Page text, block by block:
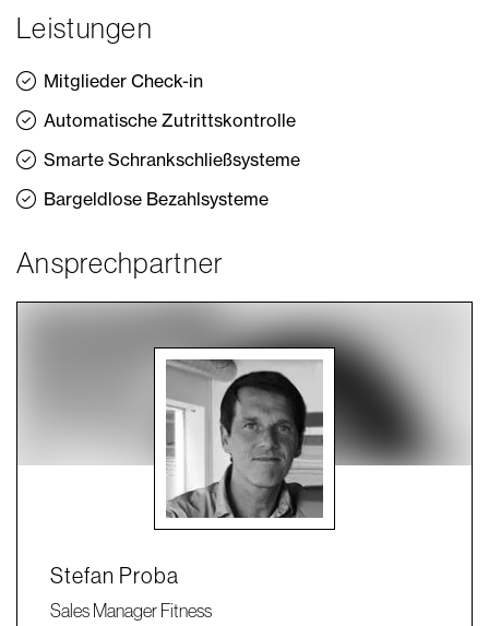
Leistungen
Mitglieder Check-in
Automatische Zutrittskontrolle
Smarte Schrankschließsysteme
Bargeldlose Bezahlsysteme
Ansprechpartner
Stefan Proba
Sales Manager Fitness